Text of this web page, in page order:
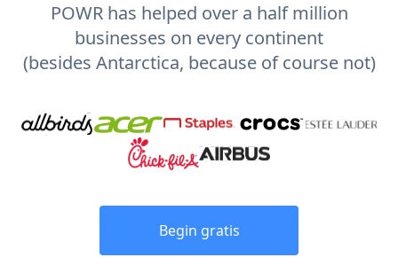
POWR has helped over a half million
businesses on every continent
(besides Antarctica, because of course not)
Begin gratis